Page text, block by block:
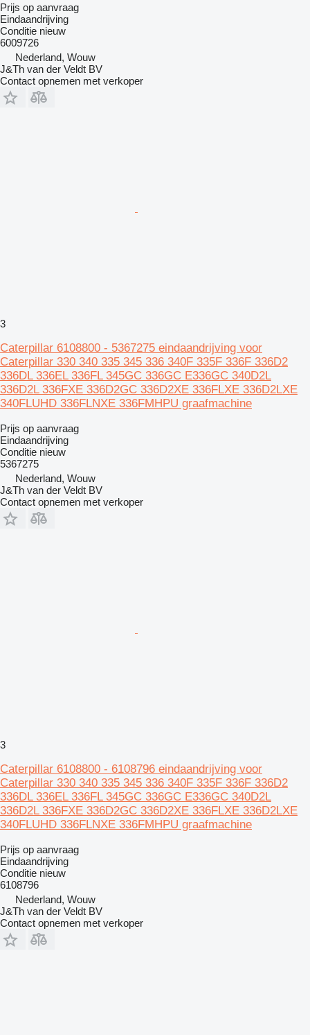
Prijs op aanvraag
Eindaandrijving
Conditie nieuw
6009726
Nederland, Wouw
J&Th van der Veldt BV
Contact opnemen met verkoper
3
Caterpillar 6108800 - 5367275 eindaandrijving voor
Caterpillar 330 340 335 345 336 340F 335F 336F 336D2
336DL 336EL 336FL 345GC 336GC E336GC 340D2L
336D2L 336FXE 336D2GC 336D2XE 336FLXE 336D2LXE
340FLUHD 336FLNXE 336FMHPU graafmachine
Prijs op aanvraag
Eindaandrijving
Conditie nieuw
5367275
Nederland, Wouw
J&Th van der Veldt BV
Contact opnemen met verkoper
3
Caterpillar 6108800 - 6108796 eindaandrijving voor
Caterpillar 330 340 335 345 336 340F 335F 336F 336D2
336DL 336EL 336FL 345GC 336GC E336GC 340D2L
336D2L 336FXE 336D2GC 336D2XE 336FLXE 336D2LXE
340FLUHD 336FLNXE 336FMHPU graafmachine
Prijs op aanvraag
Eindaandrijving
Conditie nieuw
6108796
Nederland, Wouw
J&Th van der Veldt BV
Contact opnemen met verkoper